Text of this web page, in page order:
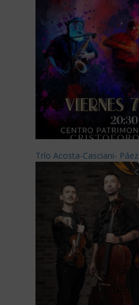
Trío Acosta-Casciani- Páez